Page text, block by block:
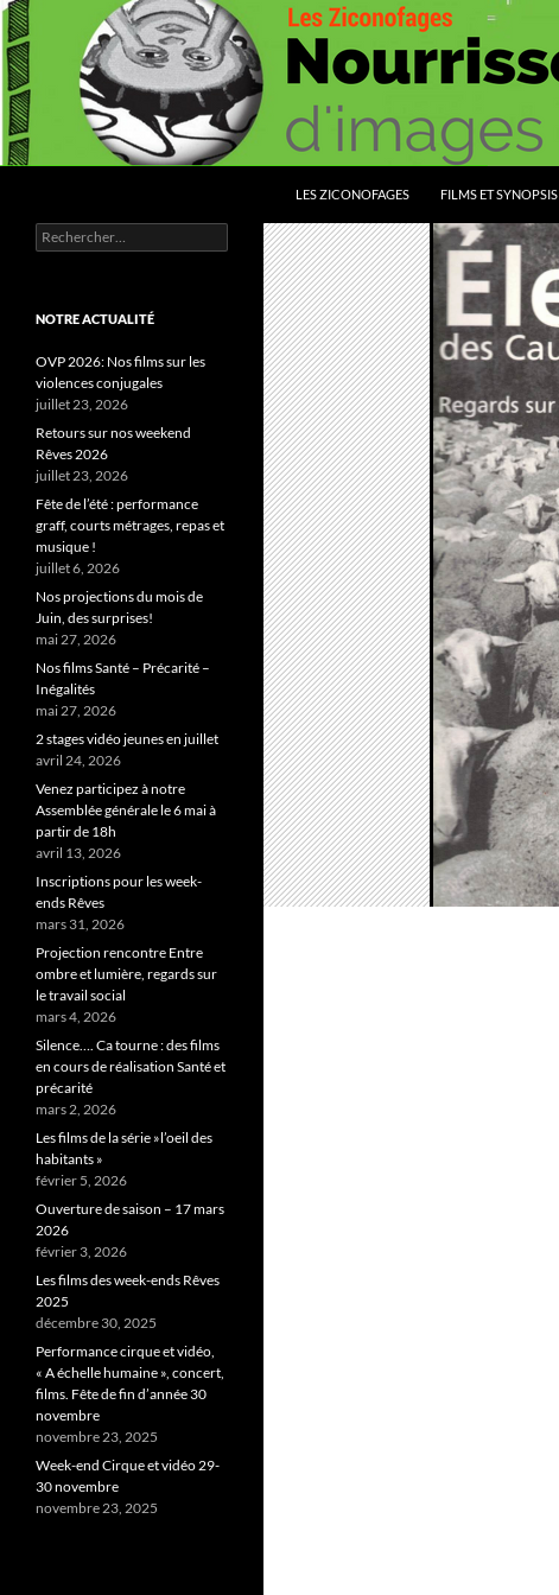
Aller
au
contenu
LES ZICONOFAGES FILMS ET SYNOPSIS
Nourrissez vous d'images
Rechercher :
NOTRE ACTUALITÉ
OVP 2026: Nos films sur les
violences conjugales
juillet 23, 2026
Retours sur nos weekend
Rêves 2026
juillet 23, 2026
Fête de l’été : performance
graff, courts métrages, repas et
musique !
juillet 6, 2026
Nos projections du mois de
Juin, des surprises!
mai 27, 2026
Nos films Santé – Précarité –
Inégalités
mai 27, 2026
2 stages vidéo jeunes en juillet
avril 24, 2026
Venez participez à notre
Assemblée générale le 6 mai à
partir de 18h
avril 13, 2026
Inscriptions pour les week-
ends Rêves
mars 31, 2026
Projection rencontre Entre
ombre et lumière, regards sur
le travail social
mars 4, 2026
Silence…. Ca tourne : des films
en cours de réalisation Santé et
précarité
mars 2, 2026
Les films de la série »l’oeil des
habitants »
février 5, 2026
Ouverture de saison – 17 mars
2026
février 3, 2026
Les films des week-ends Rêves
2025
décembre 30, 2025
Performance cirque et vidéo,
« A échelle humaine », concert,
films. Fête de fin d’année 30
novembre
novembre 23, 2025
Week-end Cirque et vidéo 29-
30 novembre
novembre 23, 2025